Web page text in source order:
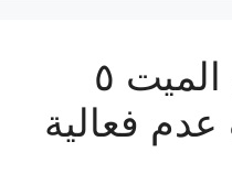
نظرية الحصان الميت ٥
فعالية